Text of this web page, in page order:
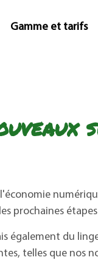
Gamme et tarifs
prochaines
également du
telles que nos